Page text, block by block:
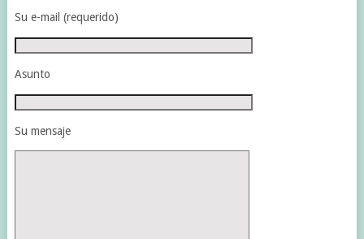
Su e-mail (requerido)
Asunto
Su mensaje